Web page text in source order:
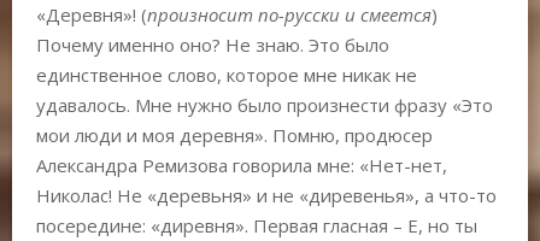
«Деревня»! (произносит по-русски и смеется)
Почему именно оно? Не знаю. Это было
единственное слово, которое мне никак не
удавалось. Мне нужно было произнести фразу «Это
мои люди и моя деревня». Помню, продюсер
Александра Ремизова говорила мне: «Нет-нет,
Николас! Не «деревьня» и не «диревенья», а что-то
посередине: «диревня». Первая гласная – Е, но ты